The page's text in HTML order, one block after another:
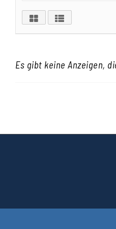
Es gibt keine Anzeigen,